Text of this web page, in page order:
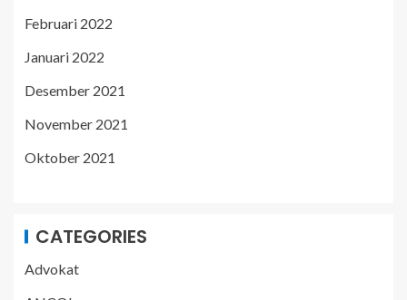
Februari 2022
Januari 2022
Desember 2021
November 2021
Oktober 2021
CATEGORIES
Advokat